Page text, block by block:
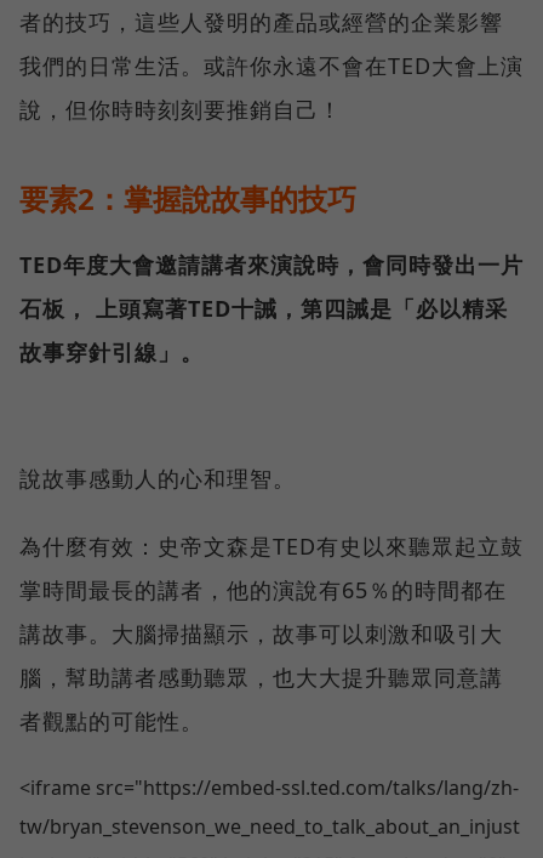
者的技巧，這些人發明的產品或經營的企業影響
我們的日常生活。或許你永遠不會在TED大會上演
說，但你時時刻刻要推銷自己！
要素2：掌握說故事的技巧
TED年度大會邀請講者來演說時，會同時發出一片
石板， 上頭寫著TED十誡，第四誡是「必以精采
故事穿針引線」。
說故事感動人的心和理智。
為什麼有效：史帝文森是TED有史以來聽眾起立鼓
掌時間最長的講者，他的演說有65％的時間都在
講故事。大腦掃描顯示，故事可以刺激和吸引大
腦，幫助講者感動聽眾，也大大提升聽眾同意講
者觀點的可能性。
<iframe src="https://embed-ssl.ted.com/talks/lang/zh-
tw/bryan_stevenson_we_need_to_talk_about_an_injust